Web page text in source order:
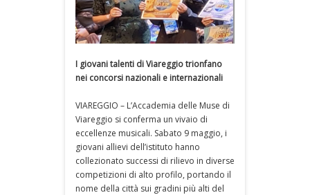
I giovani talenti di Viareggio trionfano
nei concorsi nazionali e internazionali
VIAREGGIO – L’Accademia delle Muse di
Viareggio si conferma un vivaio di
eccellenze musicali. Sabato 9 maggio, i
giovani allievi dell’istituto hanno
collezionato successi di rilievo in diverse
competizioni di alto profilo, portando il
nome della città sui gradini più alti del